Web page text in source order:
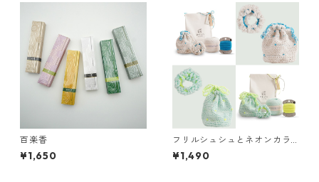
百楽香
¥1,650
フリルシュシュとネオンカラ
ーピコットの巾着KIT
¥1,490